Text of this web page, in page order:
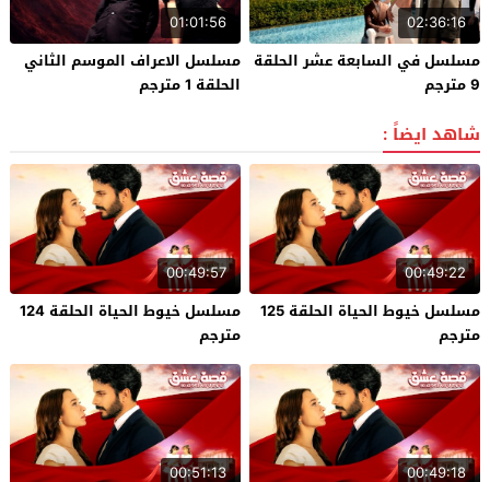
02:36:16
مسلسل في السابعة عشر الحلقة
9 مترجم
01:01:56
مسلسل الاعراف الموسم الثاني
الحلقة 1 مترجم
شاهد ايضاً :
00:49:22
مسلسل خيوط الحياة الحلقة 125
مترجم
00:49:57
مسلسل خيوط الحياة الحلقة 124
مترجم
00:49:18
00:51:13